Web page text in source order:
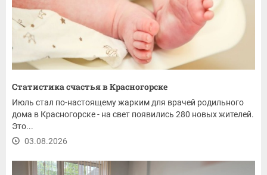
Статистика счастья в Красногорске
Июль стал по-настоящему жарким для врачей родильного
дома в Красногорске - на свет появились 280 новых жителей.
Это...
03.08.2026